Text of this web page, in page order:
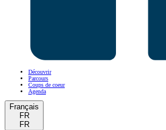
Découvrir
Parcours
Coups de coeur
Agenda
Français
FR
FR